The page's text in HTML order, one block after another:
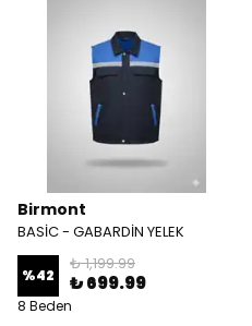
Birmont
BASİC - GABARDİN YELEK
%42
₺ 1,199.99
₺ 699.99
8 Beden